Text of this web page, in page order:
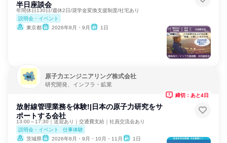
半日座談会
年間休日130日/週休2日/奨学金変換支援制度/社宅あり
説明会・イベント
東京都
2026年8月・9月 1日
原子力エンジニアリング株式会社
研究開発、インフラ・鉱業
放射線管理業務を体験!|日本の原子力研究をサ
ポートする会社
13:00～17:30｜送迎あり｜交通費支給｜社員交流会あり
説明会・イベント
仕事体験
茨城県
2026年8月・9月・10月・11月 1日
締切：あと4日